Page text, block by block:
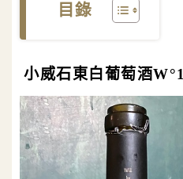
目錄
小威石東白葡萄酒W°1